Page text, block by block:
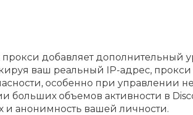
добавляет дополнительный
ваш реальный IP-адрес,
особенно при управлении
больших объемов активности в
и анонимность вашей личности.